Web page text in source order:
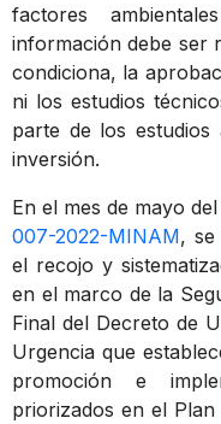
factores
información debe ser
condiciona, la
ni los estudios
parte de los estudios
inversión.
En el mes de mayo
007-2022-MINAM, se
el recojo y
en el marco de la
Final del Decreto de
Urgencia que
promoción e
priorizados en el